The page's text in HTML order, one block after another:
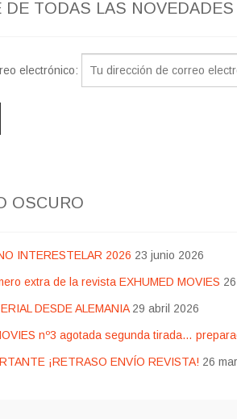
DE TODAS LAS NOVEDADES
electrónico:
OSCURO
INTERESTELAR 2026 23 junio 2026
extra de la revista EXHUMED MOVIES
DESDE ALEMANIA 29 abril 2026
nº3 agotada segunda tirada…
¡RETRASO ENVÍO REVISTA! 26